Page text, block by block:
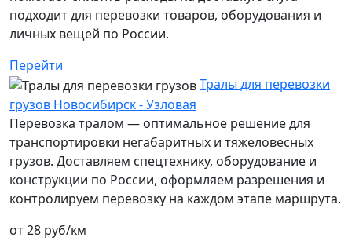
подходит для перевозки товаров, оборудования и
личных вещей по России.
Перейти
Тралы для перевозки
грузов Новосибирск - Узловая
Перевозка тралом — оптимальное решение для
транспортировки негабаритных и тяжеловесных
грузов. Доставляем спецтехнику, оборудование и
конструкции по России, оформляем разрешения и
контролируем перевозку на каждом этапе маршрута.
от 28 руб/км